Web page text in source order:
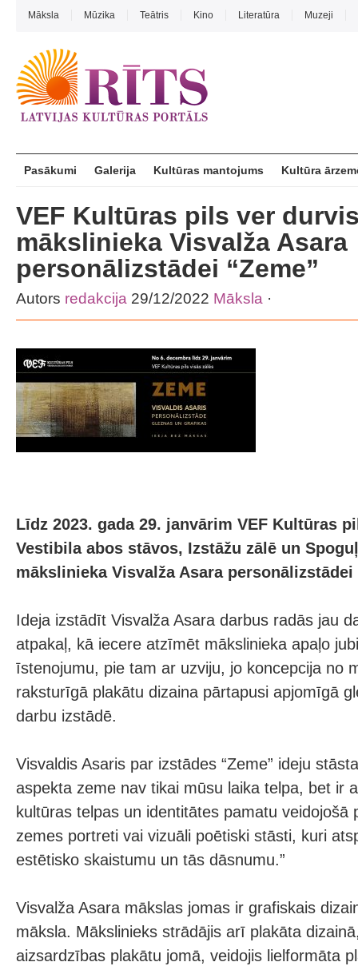
Māksla Mūzika Teātris Kino Literatūra Muzeji
Pasākumi Galerija Kultūras mantojums Kultūra
VEF Kultūras pils ver
mākslinieka Visvalža Asara
personālizstādei “Zeme”
Autors redakcija 29/12/2022 Māksla ·
Līdz 2023. gada 29. janvārim VEF Kultūras
Vestibila abos stāvos, Izstāžu zālē un
mākslinieka Visvalža Asara personālizstādei
Ideja izstādīt Visvalža Asara darbus radās jau
atpakaļ, kā iecere atzīmēt mākslinieka apaļo
īstenojumu, pie tam ar uzviju, jo koncepcija no
raksturīgā plakātu dizaina pārtapusi apjomīgā
darbu izstādē.
Visvaldis Asaris par izstādes “Zeme” ideju
aspekta zeme nav tikai mūsu laika telpa, bet ir
kultūras telpas un identitātes pamatu veidojošā
zemes portreti vai vizuāli poētiski stāsti, kuri
estētisko skaistumu un tās dāsnumu.”
Visvalža Asara mākslas jomas ir grafiskais
māksla. Mākslinieks strādājis arī plakāta
aizsardzības plakātu jomā, veidojis lielformāta